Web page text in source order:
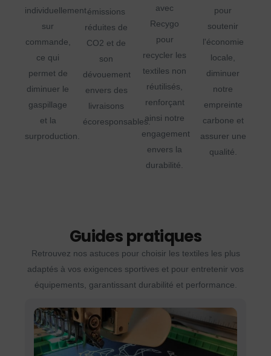
individuellement
sur
commande,
ce qui
permet de
diminuer le
gaspillage
et la
surproduction.
émissions
réduites de
CO2 et de
son
dévouement
envers des
livraisons
écoresponsables.
avec
Recygo
pour
recycler les
textiles non
réutilisés,
renforçant
ainsi notre
engagement
envers la
durabilité.
pour
soutenir
l'économie
locale,
diminuer
notre
empreinte
carbone et
assurer une
qualité.
Guides pratiques
Retrouvez nos astuces pour choisir les textiles les plus
adaptés à vos exigences sportives et pour entretenir vos
équipements, garantissant durabilité et performance.